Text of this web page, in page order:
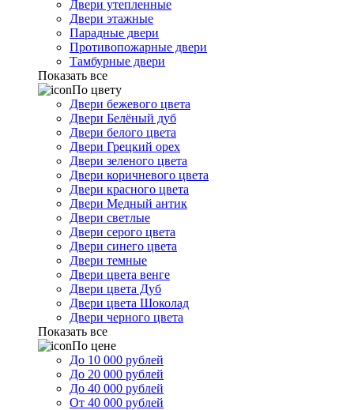
Двери утепленные
Двери этажные
Парадные двери
Противопожарные двери
Тамбурные двери
Показать все
По цвету
Двери бежевого цвета
Двери Белёный дуб
Двери белого цвета
Двери Грецкий орех
Двери зеленого цвета
Двери коричневого цвета
Двери красного цвета
Двери Медный антик
Двери светлые
Двери серого цвета
Двери синего цвета
Двери темные
Двери цвета венге
Двери цвета Дуб
Двери цвета Шоколад
Двери черного цвета
Показать все
По цене
До 10 000 рублей
До 20 000 рублей
До 40 000 рублей
От 40 000 рублей